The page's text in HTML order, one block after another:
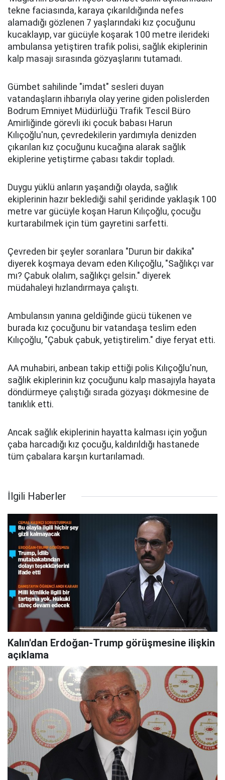
tekne faciasında, karaya çıkarıldığında nefes
alamadığı gözlenen 7 yaşlarındaki kız çocuğunu
kucaklayıp, var gücüyle koşarak 100 metre ilerideki
ambulansa yetiştiren trafik polisi, sağlık ekiplerinin
kalp masajı sırasında gözyaşlarını tutamadı.
Gümbet sahilinde "imdat" sesleri duyan
vatandaşların ihbarıyla olay yerine giden polislerden
Bodrum Emniyet Müdürlüğü Trafik Tescil Büro
Amirliğinde görevli iki çocuk babası Harun
Kılıçoğlu'nun, çevredekilerin yardımıyla denizden
çıkarılan kız çocuğunu kucağına alarak sağlık
ekiplerine yetiştirme çabası takdir topladı.
Duygu yüklü anların yaşandığı olayda, sağlık
ekiplerinin hazır beklediği sahil şeridinde yaklaşık 100
metre var gücüyle koşan Harun Kılıçoğlu, çocuğu
kurtarabilmek için tüm gayretini sarfetti.
Çevreden bir şeyler soranlara "Durun bir dakika"
diyerek koşmaya devam eden Kılıçoğlu, "Sağlıkçı var
mı? Çabuk olalım, sağlıkçı gelsin." diyerek
müdahaleyi hızlandırmaya çalıştı.
Ambulansın yanına geldiğinde gücü tükenen ve
burada kız çocuğunu bir vatandaşa teslim eden
Kılıçoğlu, "Çabuk çabuk, yetiştirelim." diye feryat etti.
AA muhabiri, anbean takip ettiği polis Kılıçoğlu'nun,
sağlık ekiplerinin kız çocuğunu kalp masajıyla hayata
döndürmeye çalıştığı sırada gözyaşı dökmesine de
tanıklık etti.
Ancak sağlık ekiplerinin hayatta kalması için yoğun
çaba harcadığı kız çocuğu, kaldırıldığı hastanede
tüm çabalara karşın kurtarılamadı.
İlgili Haberler
Kalın'dan Erdoğan-Trump görüşmesine ilişkin
açıklama